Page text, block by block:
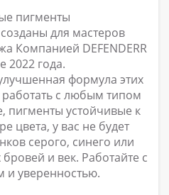
пигменты
созданы для мастеров
Компанией DEFENDERR
2022 года.
формула этих
с любым типом
пигменты устойчивые к
цвета, у вас не будет
серого, синего или
и век. Работайте с
и уверенностью.